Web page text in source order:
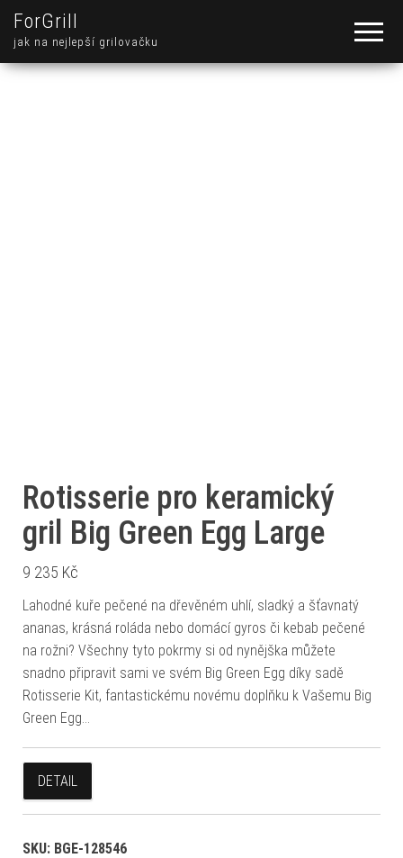
ForGrill
jak na nejlepší grilovačku
Rotisserie pro keramický
gril Big Green Egg Large
9 235 Kč
Lahodné kuře pečené na dřevěném uhlí, sladký a šťavnatý
ananas, krásná roláda nebo domácí gyros či kebab pečené
na rožni? Všechny tyto pokrmy si od nynějška můžete
snadno připravit sami ve svém Big Green Egg díky sadě
Rotisserie Kit, fantastickému novému doplňku k Vašemu Big
Green Egg…
DETAIL
SKU: BGE-128546